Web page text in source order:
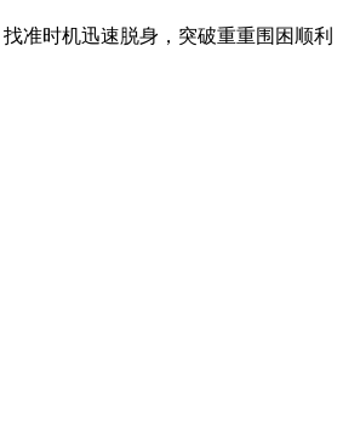
准时机迅速脱身，突破重重围困顺利